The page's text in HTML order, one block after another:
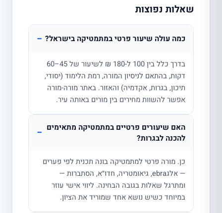
שאלות נפוצות
כמה עולה שיעור פרטי במתמטיקה בישראל? −
בדרך כלל בין 100 ל-180 ₪ לשיעור של 45–60
דקות, בהתאם לניסיון המורה, רמת הלימוד (יסודי,
תיכון, בגרות, אקדמיה) והאזור. באתר מורה-מורה
אפשר להשוות מחירים בין מורים באותה עיר.
האם שיעורים פרטיים במתמטיקה מתאימים
להכנה לבגרות?
−
כן. מורה פרטי למתמטיקה בונה תכנית לפי פערים
— אלגebra, גיאומטריה, חדו״א, הסתברות —
ומתרגל שאלות בגובה הבחינה. ליווי אישי עוזר
במיוחד כשיש נושא אחד שמוריד את הציון.